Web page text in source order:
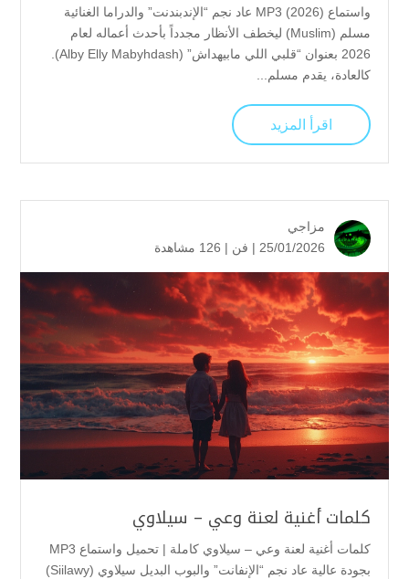
واستماع MP3 (2026) عاد نجم “الإندبندنت” والدراما الغنائية
مسلم (Muslim) ليخطف الأنظار مجدداً بأحدث أعماله لعام
2026 بعنوان “قلبي اللي مابيهداش” (Alby Elly Mabyhdash).
كالعادة، يقدم مسلم...
اقرأ المزيد
مزاجي
25/01/2026 |
فن | 126 مشاهدة
كلمات أغنية لعنة وعي – سيلاوي
كلمات أغنية لعنة وعي – سيلاوي كاملة | تحميل واستماع MP3
بجودة عالية عاد نجم “الإنفانت” والبوب البديل سيلاوي (Siilawy)